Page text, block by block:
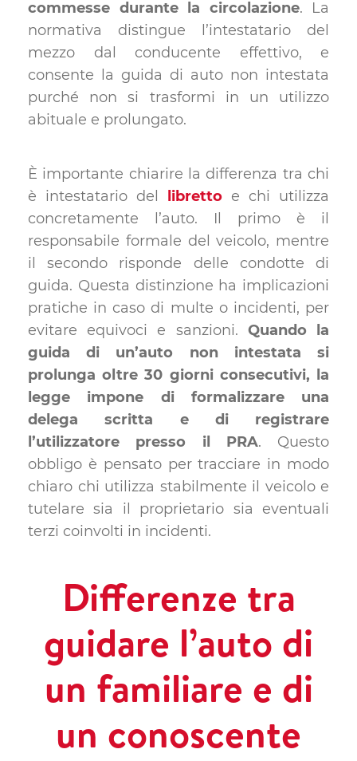
commesse durante la circolazione. La
normativa distingue l’intestatario del
mezzo dal conducente effettivo, e
consente la guida di auto non intestata
purché non si trasformi in un utilizzo
abituale e prolungato.
È importante chiarire la differenza tra chi
è intestatario del
libretto e chi utilizza
concretamente l’auto. Il primo è il
responsabile formale del veicolo, mentre
il secondo risponde delle condotte di
guida. Questa distinzione ha implicazioni
pratiche in caso di multe o incidenti, per
evitare equivoci e sanzioni. Quando la
guida di un’auto non intestata si
prolunga oltre 30 giorni consecutivi, la
legge impone di formalizzare una
delega scritta e di registrare
l’utilizzatore presso il PRA. Questo
obbligo è pensato per tracciare in modo
chiaro chi utilizza stabilmente il veicolo e
tutelare sia il proprietario sia eventuali
terzi coinvolti in incidenti.
Differenze tra
guidare l’auto di
un familiare e di
un conoscente